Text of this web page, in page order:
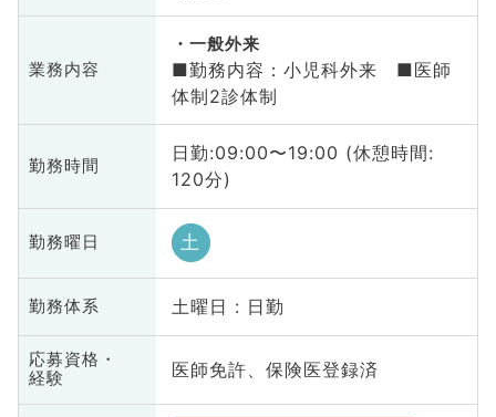
業務内容
一般外来
■勤務内容：小児科外来 ■医師
体制2診体制
勤務時間
日勤:09:00〜19:00 (休憩時間:
120分)
勤務曜日 土
勤務体系 土曜日 : 日勤
応募資格・
経験
医師免許、保険医登録済